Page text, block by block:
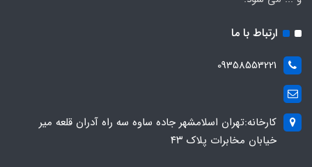
ارتباط با ما
09358553221
کارخانه:تهران اسلامشهر جاده ساوه سه راه آدران قلعه میر
خیابان مخابرات پلاک ۴۳